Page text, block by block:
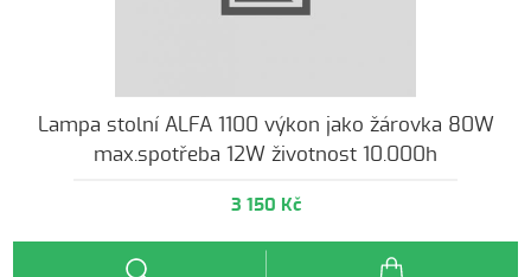
Lampa stolní ALFA 1100 výkon jako žárovka 80W
max.spotřeba 12W životnost 10.000h
3 150 Kč